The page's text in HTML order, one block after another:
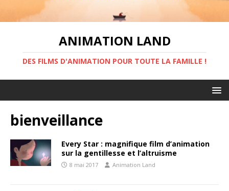
ANIMATION LAND
DES FILMS D'ANIMATION POUR TOUTE LA FAMILLE !
bienveillance
Every Star : magnifique film d’animation
sur la gentillesse et l’altruisme
8 mai 2017 Animation Land